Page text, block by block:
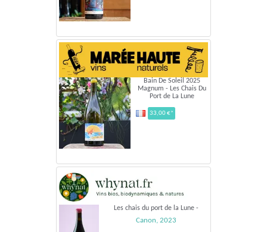
Bain De Soleil 2025
Magnum - Les Chais Du
Port de La Lune
33,00 €*
Les chais du port de la Lune -
Canon, 2023